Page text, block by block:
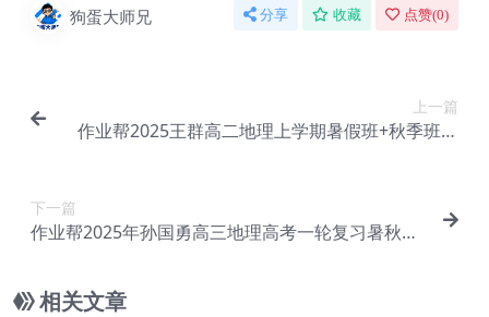
狗蛋大师兄 分享 收藏 点赞(0)
上一篇
作业帮2025王群高二地理上学期暑假班+秋季班网
下一篇
作业帮2025年孙国勇高三地理高考一轮复习暑秋班
相关文章